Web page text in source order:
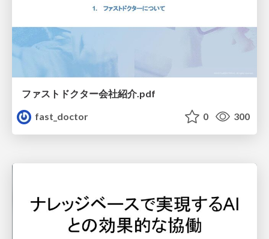
ファストドクター会社紹介.pdf
fast_doctor
0 300